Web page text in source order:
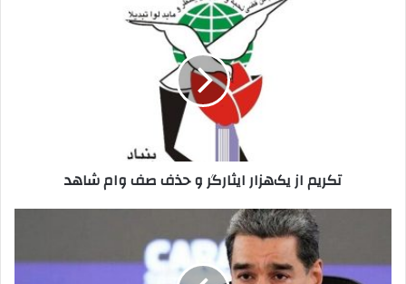
تکریم از یک‌هزار ایثارگر و حذف صف وام شاهد